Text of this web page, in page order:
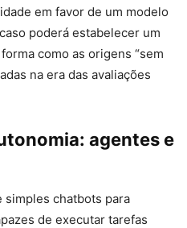
em favor de um modelo
poderá estabelecer um
como as origens “sem
na era das avaliações
agentes e
simples chatbots para
de executar tarefas